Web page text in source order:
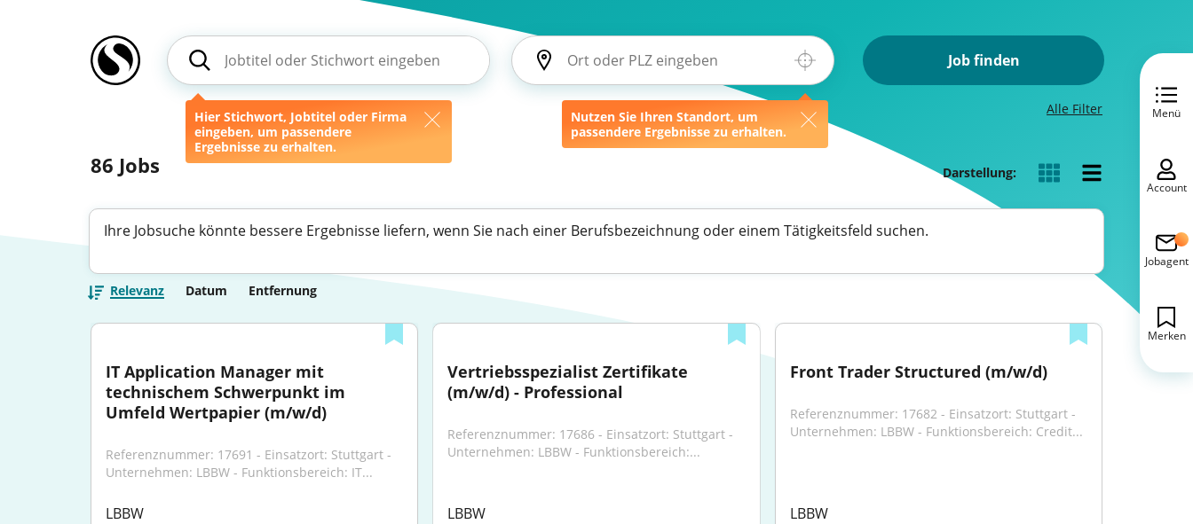
Hier Stichwort, Jobtitel oder Firma
eingeben, um passendere
Ergebnisse zu erhalten.
Nutzen Sie Ihren Standort, um
passendere Ergebnisse zu erhalten.
Job finden
Alle Filter
86 Jobs Darstellung:
Ihre Jobsuche könnte bessere Ergebnisse liefern, wenn Sie nach einer Berufsbezeichnung oder einem Tätigkeitsfeld suchen.
Relevanz Datum Entfernung
IT Application Manager mit
technischem Schwerpunkt im
Umfeld Wertpapier (m/w/d)
Referenznummer: 17691 - Einsatzort: Stuttgart -
Unternehmen: LBBW - Funktionsbereich: IT...
LBBW
Vertriebsspezialist Zertifikate
(m/w/d) - Professional
Referenznummer: 17686 - Einsatzort: Stuttgart -
Unternehmen: LBBW - Funktionsbereich:...
LBBW
Front Trader Structured (m/w/d)
Referenznummer: 17682 - Einsatzort: Stuttgart -
Unternehmen: LBBW - Funktionsbereich: Credit...
LBBW
Menü
Account
Jobagent
Merken